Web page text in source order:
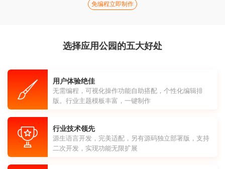
免编程立即制作
选择应用公园的五大好处
用户体验绝佳
无需编程，可视化操作功能自助搭配，个性化编辑排
版。行业主题模板丰富，一键制作
行业技术领先
源生语言开发，完美适配，另有源码独立部署版，支持
二次开发，实现功能无限扩展